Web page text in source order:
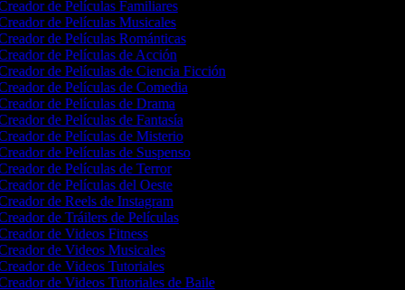
de Películas Familiares
de Películas Musicales
de Películas Románticas
de Películas de Acción
de Películas de Ciencia Ficción
de Películas de Comedia
de Películas de Drama
de Películas de Fantasía
de Películas de Misterio
de Películas de Suspenso
de Películas de Terror
de Películas del Oeste
de Reels de Instagram
de Tráilers de Películas
de Videos Fitness
de Videos Musicales
de Videos Tutoriales
de Videos Tutoriales de Baile